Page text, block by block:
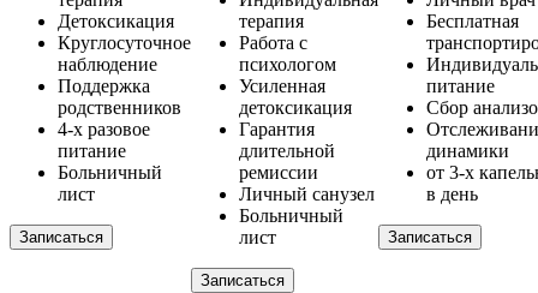
Детоксикация
Круглосуточное
наблюдение
Поддержка
родственников
4-х разовое
питание
Больничный
лист
Записаться
терапия
Работа с
психологом
Усиленная
детоксикация
Гарантия
длительной
ремиссии
Личный санузел
Больничный
лист
Записаться
Бесплатная
питание
Сбор
динамики
от 3-х
в день
Записаться